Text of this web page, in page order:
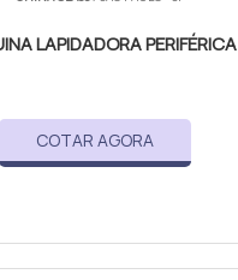
LAPIDADORA PERIFÉRICA
COTAR AGORA